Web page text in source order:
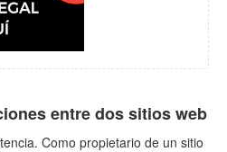
entre dos sitios web
Como propietario de un sitio